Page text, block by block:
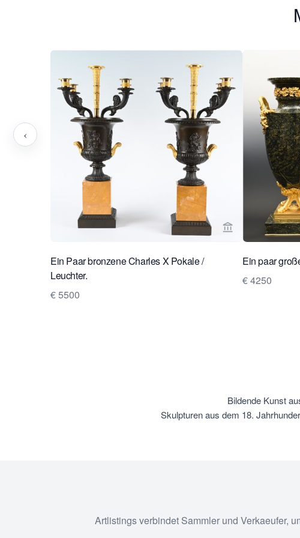
Verkaeuferseite
Ein Paar bronzene Charles X Pokale /
Leuchter.
€ 5500
Ein paar
€ 4250
‹
Bildende Kunst
Skulpturen aus dem 18.
Artlistings verbindet Sammler und Verkaeufer,